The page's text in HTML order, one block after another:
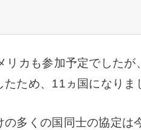
カも参加予定でしたが
ため、11ヵ国になりま
多くの国同士の協定は